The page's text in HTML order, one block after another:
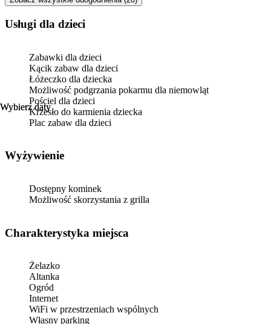
Wybierz daty
Wybierz daty
usługi dla dzieci
Zabawki dla dzieci
Kącik zabaw dla dzieci
Łóżeczko dla dziecka
Możliwość podgrzania pokarmu dla niemowląt
Pościel dla dzieci
Krzesło do karmienia dziecka
Plac zabaw dla dzieci
Wyżywienie
Dostępny kominek
Możliwość skorzystania z grilla
Charakterystyka miejsca
Żelazko
Altanka
Ogród
Internet
WiFi w przestrzeniach wspólnych
Własny parking